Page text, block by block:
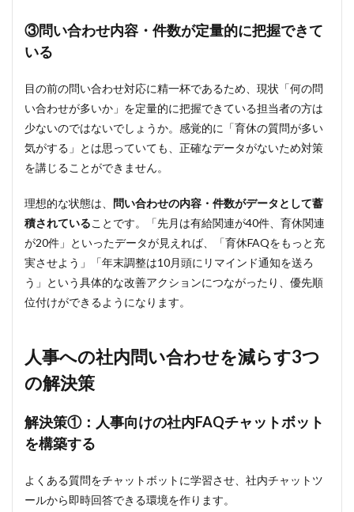
向け
の社
チャ
ット
ボッ
トを
する
3.2
策
②：
人事
FAQ
ペー
ジ・
Wiki
る
3.3
解決
③：
人事
への
合わ
せフ
ォー
③問い合わせ内容・件数が定量的に把握できて
いる
目の前の問い合わせ対応に精一杯であるため、現状「何の問
い合わせが多いか」を定量的に把握できている担当者の方は
少ないのではないでしょうか。感覚的に「育休の質問が多い
気がする」とは思っていても、正確なデータがないため対策
を講じることができません。
理想的な状態は、 問い合わせの内容・件数がデータとして蓄
積されていることです。「先月は有給関連が40件、育休関連
が20件」といったデータが見えれば、「育休FAQをもっと充
実させよう」「年末調整は10月頭にリマインド通知を送ろ
う」という具体的な改善アクションにつながったり、優先順
位付けができるようになります。
人事への社内問い合わせを減らす3つ
の解決策
解決策①：人事向けの社内FAQチャットボット
を構築する
よくある質問をチャットボットに学習させ、社内チャットツ
ールから即時回答できる環境を作ります。